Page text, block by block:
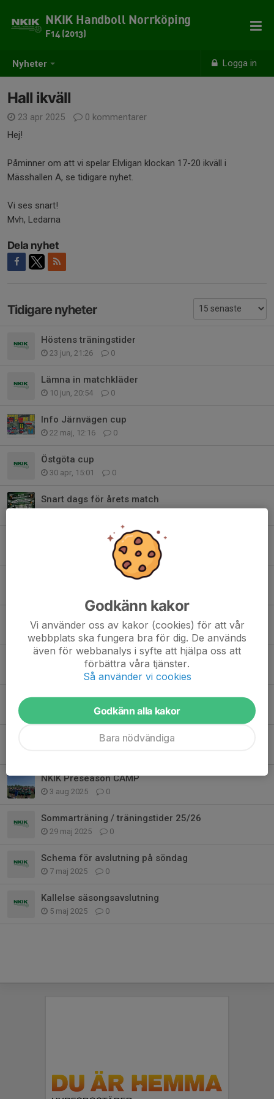
Nyheter Logga in
NKIK Handboll Norrköping
F14 (2013)
Hall ikväll
23 apr 2025
0 kommentarer
Hej!
Påminner om att vi spelar Elvligan klockan 17-20 ikväll i
Mässhallen A, se tidigare nyhet.
Vi ses snart!
Mvh, Ledarna
Dela nyhet
Tidigare nyheter
Höstens träningstider
23 jun, 21:26 0
Lämna in matchkläder
10 jun, 20:54 0
Info Järnvägen cup
22 maj, 12:16 0
Östgöta cup
30 apr, 15:01 0
Snart dags för årets match
Inställd pulkaåkning
0
Info om kommande veckor
4 okt 2025 0
Matchdresser
26 sep 2025
Kakförsäljning
0
Påminnelse matchdresser
NKIK Preseason CAMP
3 aug 2025 0
Sommarträning / träningstider 25/26
29 maj 2025 0
Schema för avslutning på söndag
7 maj 2025 0
Kallelse säsongsavslutning
5 maj 2025 0
Godkänn kakor
Vi använder oss av kakor (cookies) för att vår
webbplats ska fungera bra för dig. De används
även för webbanalys i syfte att hjälpa oss att
förbättra våra tjänster.
Så använder vi cookies
Godkänn alla kakor
Bara nödvändiga